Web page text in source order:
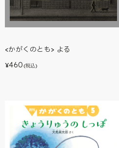
<かがくのとも> よる
¥460 (税込)